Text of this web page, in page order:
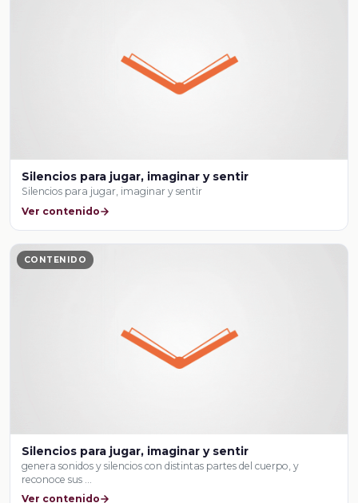
Silencios para jugar, imaginar y sentir
Silencios para jugar, imaginar y sentir
Ver contenido
CONTENIDO
Silencios para jugar, imaginar y sentir
genera sonidos y silencios con distintas partes del cuerpo, y
reconoce sus …
Ver contenido